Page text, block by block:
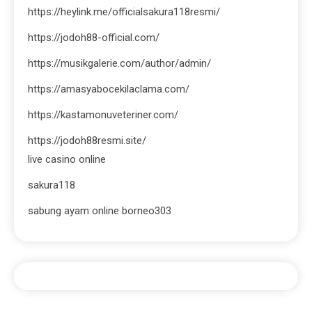
https://heylink.me/officialsakura118resmi/
https://jodoh88-official.com/
https://musikgalerie.com/author/admin/
https://amasyabocekilaclama.com/
https://kastamonuveteriner.com/
https://jodoh88resmi.site/
live casino online
sakura118
sabung ayam online borneo303